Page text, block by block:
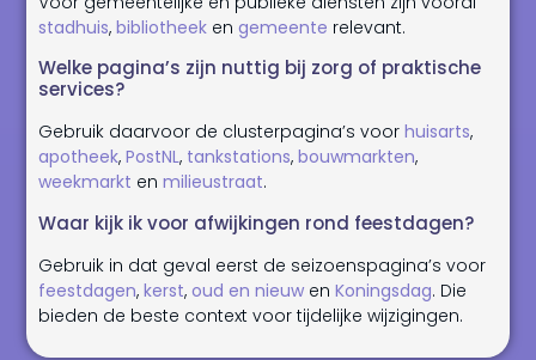
stadhuis,bibliotheek engemeente relevant.
Welke pagina’s zijn nuttig bij zorg of praktische
services?
Gebruik daarvoor de clusterpagina’s voorhuisarts,
apotheek,PostNL, tankstations,bouwmarkten,
weekmarkt enmilieustraat.
Waar kijk ik voor afwijkingen rond feestdagen?
Gebruik in dat geval eerst de seizoenspagina’s voor
feestdagen,kerst, oud en nieuw enKoningsdag. Die
bieden de beste context voor tijdelijke wijzigingen.